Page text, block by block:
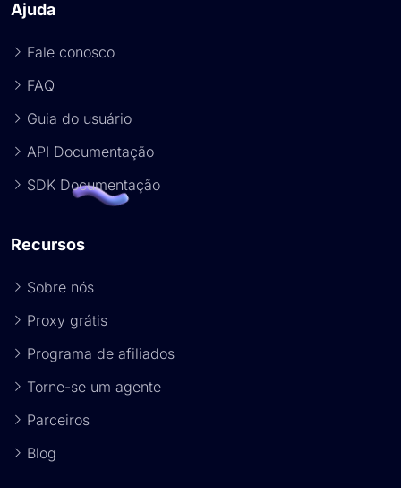
Ajuda
Fale conosco
FAQ
Guia do usuário
API Documentação
SDK Documentação
Recursos
Sobre nós
Proxy grátis
Programa de afiliados
Torne-se um agente
Parceiros
Blog